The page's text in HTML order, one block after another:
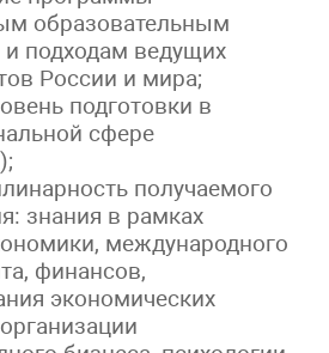
образовательным
и подходам ведущих
России и мира;
подготовки в
сфере
получаемого
знания в рамках
международного
финансов,
экономических